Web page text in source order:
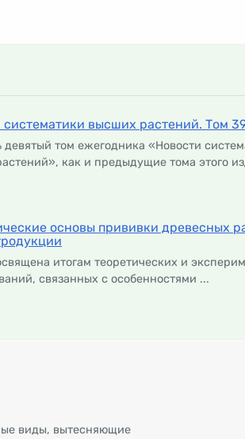
систематики высших растений. Том
девятый том ежегодника «Новости
как и предыдущие тома этого
основы прививки древесных
итогам теоретических и
связанных с особенностями ...
виды, вытесняющие